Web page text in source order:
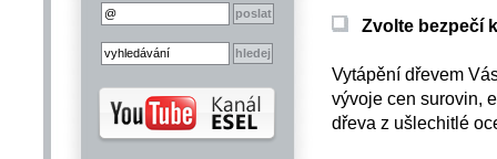
Zvolte bezpečí
Vytápění dřevem
vývoje cen surovin,
dřeva z ušlechitlé